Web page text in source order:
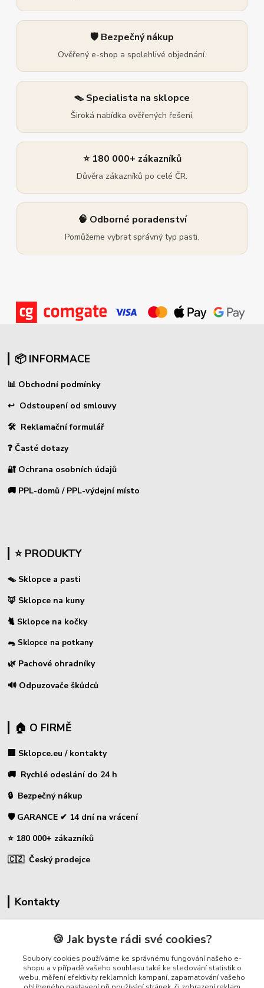
🛡️ Bezpečný nákup
Ověřený e-shop a spolehlivé objednání.
🪤 Specialista na sklopce
Široká nabídka ověřených řešení.
⭐ 180 000+ zákazníků
Důvěra zákazníků po celé ČR.
🧠 Odborné poradenství
Pomůžeme vybrat správný typ pasti.
📦 INFORMACE
📊 Obchodní podmínky
↩ Odstoupení od smlouvy
🛠 Reklamační formulář
❓ Časté dotazy
🔐 Ochrana osobních údajů
🚚 PPL-domů / PPL-výdejní místo
⭐ PRODUKTY
🪤 Sklopce a pasti
🦊 Sklopce na kuny
🐈 Sklopce na kočky
🐀 Sklopce na potkany
🌿 Pachové ohradníky
🔊 Odpuzovače škůdců
🏠 O FIRMĚ
🏢 Sklopce.eu / kontakty
🚚 Rychlé odeslání do 24 h
🔒 Bezpečný nákup
🛡️ GARANCE ✔ 14 dní na vrácení
⭐ 180 000+ zákazníků
🇨🇿 Český prodejce
Kontakty
🛡️ Zákaznická podpora
📞 728 007 997
⏰ Po-Pá | 7:00 - 13:30 |
🍪 Jak byste rádi své cookies?
Soubory cookies používáme ke správnému fungování našeho e-
shopu a v případě vašeho souhlasu také ke sledování statistik o
webu, měření efektivity reklamních kampaní, zapamatování vašeho